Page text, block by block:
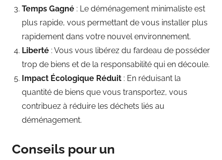
Temps Gagné : Le déménagement minimaliste est
plus rapide, vous permettant de vous installer plus
rapidement dans votre nouvel environnement.
Liberté : Vous vous libérez du fardeau de posséder
trop de biens et de la responsabilité qui en découle.
Impact Écologique Réduit : En réduisant la
quantité de biens que vous transportez, vous
contribuez à réduire les déchets liés au
déménagement.
Conseils pour un